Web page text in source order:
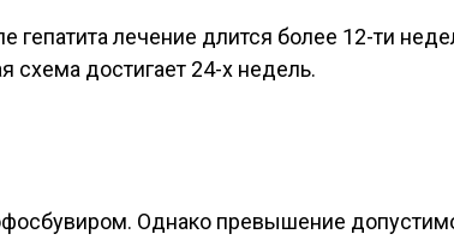
лечение длится более 12-ти
схема достигает 24-х недель.
Однако превышение